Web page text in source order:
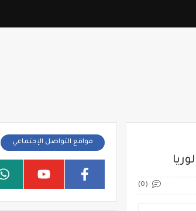
(0)
مواقع التواصل الإجتماعي